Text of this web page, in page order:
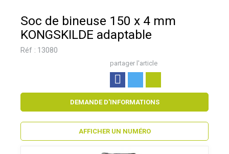
Soc de bineuse 150 x 4 mm
KONGSKILDE adaptable
Réf : 13080
partager l'article
DEMANDE D'INFORMATIONS
AFFICHER UN NUMÉRO